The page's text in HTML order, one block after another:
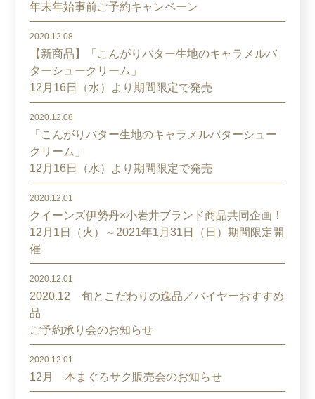
年末年始事前ご予約キャンペーン
2020.12.08
【新商品】「こんがりバター生地のキャラメルバ
ターシュークリーム」
12月16日（水）より期間限定で発売
2020.12.08
「こんがりバター生地のキャラメルバターシュー
クリーム」
12月16日（水）より期間限定で発売
2020.12.01
クイーンズ伊勢丹×小岩井ブランド商品共同企画！
12月1日（火）～2021年1月31日（日）期間限定開
催
2020.12.01
2020.12 旬とこだわりの逸品／バイヤーおすすめ
品
ご予約承り会のお知らせ
2020.12.01
12月 本まぐろサク販売会のお知らせ